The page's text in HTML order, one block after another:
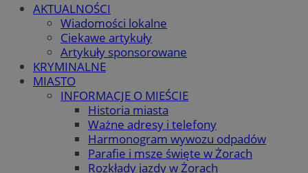
AKTUALNOŚCI
Wiadomości lokalne
Ciekawe artykuły
Artykuły sponsorowane
KRYMINALNE
MIASTO
INFORMACJE O MIEŚCIE
Historia miasta
Ważne adresy i telefony
Harmonogram wywozu odpadów
Parafie i msze święte w Żorach
Rozkłady jazdy w Żorach